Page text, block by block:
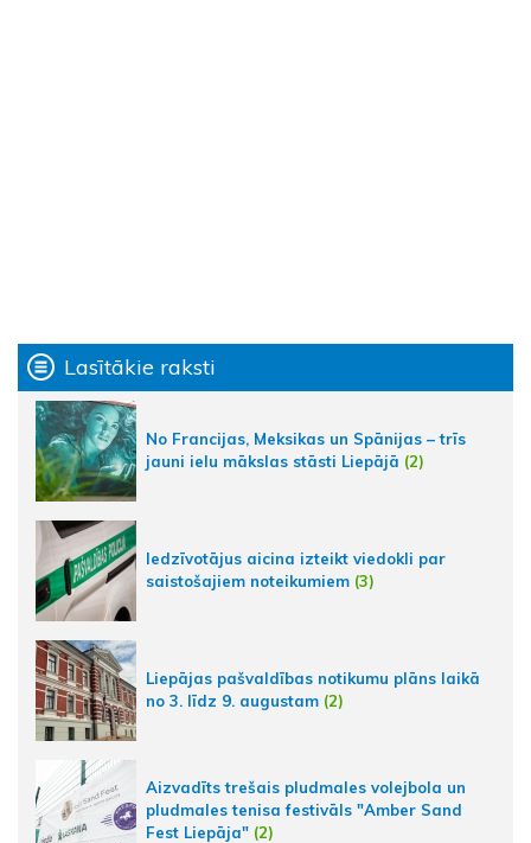
Lasītākie raksti
No Francijas, Meksikas un Spānijas – trīs
jauni ielu mākslas stāsti Liepājā (2)
Iedzīvotājus aicina izteikt viedokli par
saistošajiem noteikumiem (3)
Liepājas pašvaldības notikumu plāns laikā
no 3. līdz 9. augustam (2)
Aizvadīts trešais pludmales volejbola un
pludmales tenisa festivāls "Amber Sand
Fest Liepāja" (2)